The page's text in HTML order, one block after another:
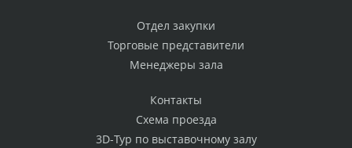
Отдел закупки
Торговые представители
Менеджеры зала
Контакты
Схема проезда
3D-Тур по выставочному залу